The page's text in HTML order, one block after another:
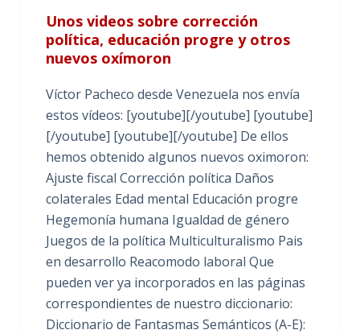
Unos videos sobre corrección
política, educación progre y otros
nuevos oxímoron
Víctor Pacheco desde Venezuela nos envía
estos vídeos: [youtube][/youtube] [youtube]
[/youtube] [youtube][/youtube] De ellos
hemos obtenido algunos nuevos oximoron:
Ajuste fiscal Corrección política Daños
colaterales Edad mental Educación progre
Hegemonía humana Igualdad de género
Juegos de la política Multiculturalismo Pais
en desarrollo Reacomodo laboral Que
pueden ver ya incorporados en las páginas
correspondientes de nuestro diccionario:
Diccionario de Fantasmas Semánticos (A-E):